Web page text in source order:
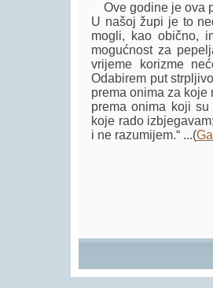
Ove godine je ova
U našoj župi je to
mogli, kao obično,
mogućnost za
vrijeme korizme
Odabirem put
prema onima za koje
prema onima koji
koje rado
i ne razumijem.“ ...(